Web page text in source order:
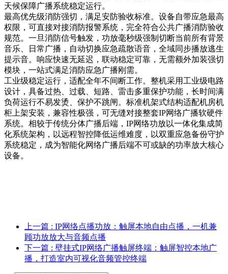
天候保障广播系统稳定运行。
最高优先级消防强切，满足安防验收标准。设备自带应急最高
权限，可直接对接消防报警系统，完全符合公共广播消防验收
规范。一旦消防信号触发，功放毫秒级强制切断当前所有背景
音乐、日常广播，自动切换应急疏散语音，全域同步播放逃生
提示音。响应快速无延迟，联动稳定可靠，无需额外加装强切
模块，一站式满足消防应急广播刚需。
工业级稳定运行，适配全年不间断工作。整机采用工业级电路
设计，具备过热、过载、短路、雷击多重保护功能，长时间满
负荷运行不易发烫、保护不跳闸。标准机架式结构适配机房机
柜上架安装，兼容性极强，可无缝对接整套IP网络广播软硬件
系统。相较于传统分体广播后端，IP网络功放以一体化集成简
化系统架构，以远程智控降低运维难度，以双重应急备份守护
系统稳定，成为智能化网络广播后端不可或缺的功率放大核心
设备。
上一篇 : IP网络点播功放：触屏本地自由点播，一机兼
顾功放放大与音频点播
下一篇 : 壁挂式IP网络广播触屏终端：触屏智控本地广
播，打造室内可视化音频管控终端